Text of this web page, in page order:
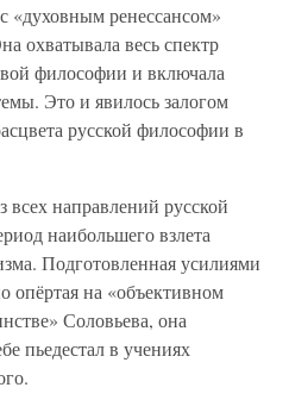
«духовным ренессансом»
охватывала весь спектр
философии и включала
Это и явилось залогом
русской философии в
всех направлений русской
наибольшего взлета
Подготовленная усилиями
опёртая на «объективном
Соловьева, она
пьедестал в учениях